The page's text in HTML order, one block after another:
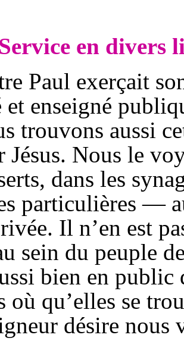
Service en divers
Paul exerçait
et enseigné
trouvons aussi
Jésus. Nous le
dans les
particulières —
Il n’en est
sein du peuple
bien en
où qu’elles se
désire